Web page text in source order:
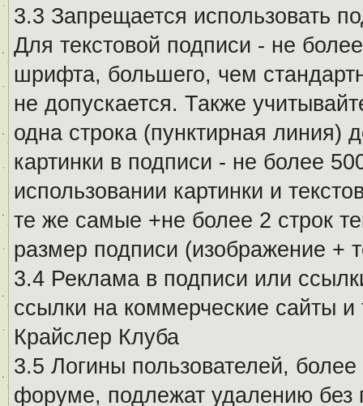
3.3 Запрещается использовать
Для текстовой подписи - не
шрифта, большего, чем
не допускается. Также
одна строка (пунктирная линия)
картинки в подписи - не более
использовании картинки и
те же самые +не более 2 строк
размер подписи (изображение +
3.4 Реклама в подписи или
ссылки на коммерческие сайты
Крайслер Клуба
3.5 Логины пользователей,
форуме, подлежат удалению без